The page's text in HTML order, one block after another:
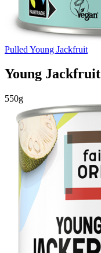
Pulled Young Jackfruit
Young Jackfruit
550g